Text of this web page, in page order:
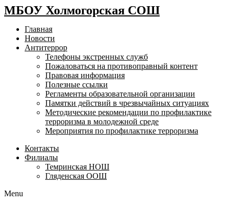
МБОУ Холмогорская СОШ
Главная
Новости
Антитеррор
Телефоны экстренных служб
Пожаловаться на противоправный контент
Правовая информация
Полезные ссылки
Регламенты образовательной организации
Памятки действий в чрезвычайных ситуациях
Методические рекомендации по профилактике
терроризма в молодежной среде
Мероприятия по профилактике терроризма
Контакты
Филиалы
Темринская НОШ
Гляденская ООШ
Menu